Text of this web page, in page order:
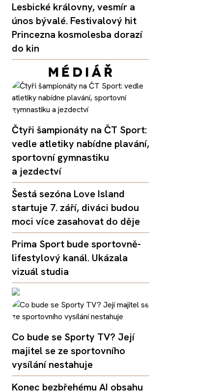
Lesbické královny, vesmír a
únos bývalé. Festivalový hit
Princezna kosmolesba dorazí
do kin
Čtyři šampionáty na ČT Sport:
vedle atletiky nabídne plavání,
sportovní gymnastiku
a jezdectví
Šestá sezóna Love Island
startuje 7. září, diváci budou
moci více zasahovat do děje
Prima Sport bude sportovně-
lifestylový kanál. Ukázala
vizuál studia
Co bude se Sporty TV? Její
majitel se ze sportovního
vysílání nestahuje
Konec bezbřehému AI obsahu